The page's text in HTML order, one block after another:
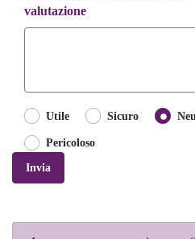
valutazione
Utile Sicuro
Pericoloso
Invia